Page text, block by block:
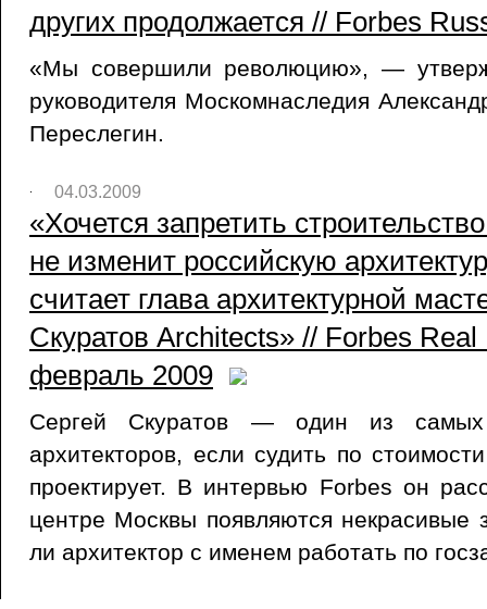
других продолжается // Forbes
«Мы совершили революцию», —
руководителя Москомнаследия
Переслегин.
04.03.2009
«Хочется запретить
не изменит российскую
считает глава архитектурной
Скуратов Architects» // Forbes
февраль 2009
Сергей Скуратов — один из самых
архитекторов, если судить по
проектирует. В интервью Forbes он
центре Москвы появляются некрасивые
ли архитектор с именем работать по